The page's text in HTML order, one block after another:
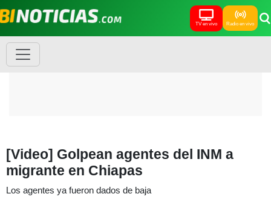
TV en vivo Radio en vivo
[Video] Golpean agentes del INM a
migrante en Chiapas
Los agentes ya fueron dados de baja